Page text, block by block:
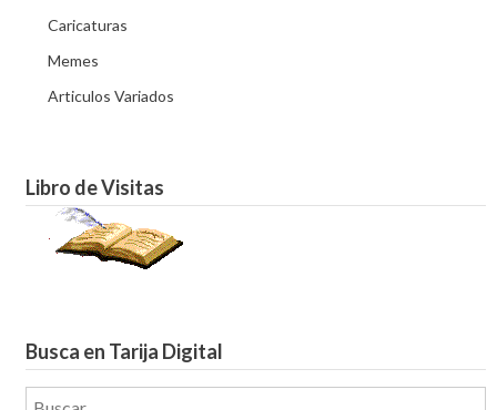
Caricaturas
Memes
Articulos Variados
Libro de Visitas
Busca en Tarija Digital
Buscar: